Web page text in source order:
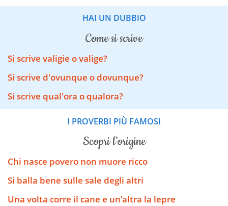
HAI UN DUBBIO
come si scrive
Si scrive valigie o valige?
Si scrive d'ovunque o dovunque?
Si scrive qual'ora o qualora?
I PROVERBI PIÙ FAMOSI
scopri l’origine
Chi nasce povero non muore ricco
Si balla bene sulle sale degli altri
Una volta corre il cane e un’altra la lepre